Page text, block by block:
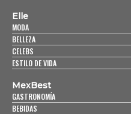
Elle
MODA
BELLEZA
CELEBS
ESTILO DE VIDA
MexBest
GASTRONOMÍA
BEBIDAS